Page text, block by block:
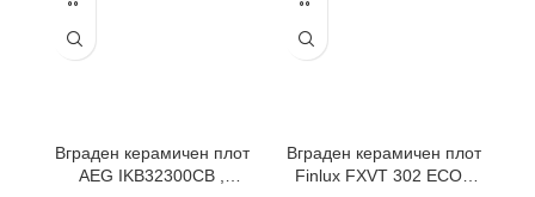
Вграден керамичен плот
AEG IKB32300CB ,
Вграден керамичен плот
Finlux FXVT 302 ECO ,